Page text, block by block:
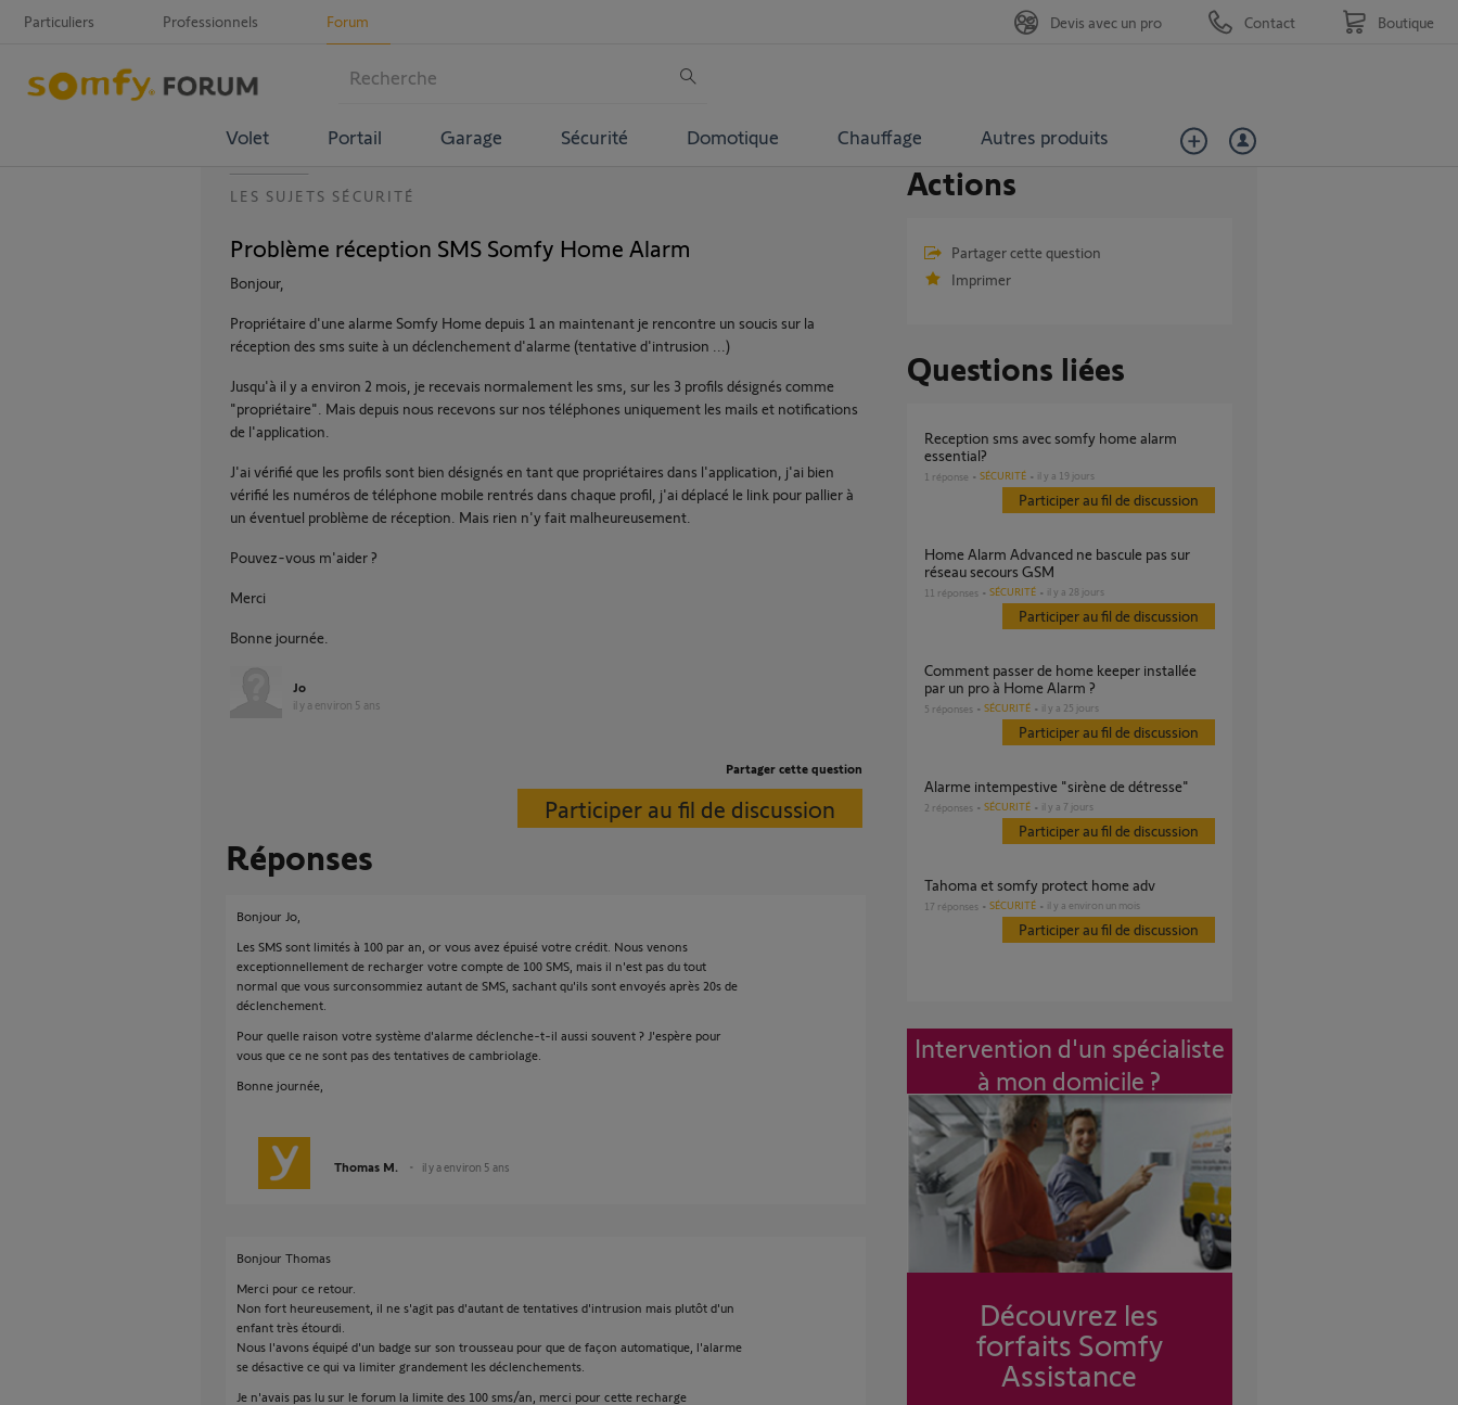
Particuliers Professionnels Forum
Volet Portail Garage Sécurité Domotique Chauffage Autres produits
Devis avec un pro Contact Boutique
LES SUJETS SÉCURITÉ
Problème réception SMS Somfy Home Alarm
Bonjour,
Propriétaire d'une alarme Somfy Home depuis 1 an maintenant je rencontre un soucis sur la
réception des sms suite à un déclenchement d'alarme (tentative d'intrusion ...)
Jusqu'à il y a environ 2 mois, je recevais normalement les sms, sur les 3 profils désignés comme
"propriétaire". Mais depuis nous recevons sur nos téléphones uniquement les mails et notifications
de l'application.
J'ai vérifié que les profils sont bien désignés en tant que propriétaires dans l'application, j'ai bien
vérifié les numéros de téléphone mobile rentrés dans chaque profil, j'ai déplacé le link pour pallier à
un éventuel problème de réception. Mais rien n'y fait malheureusement.
Pouvez-vous m'aider ?
Merci
Bonne journée.
Jo
il y a environ 5 ans
Partager cette question
Participer au fil de discussion
Réponses
Bonjour Jo,
Les SMS sont limités à 100 par an, or vous avez épuisé votre crédit. Nous venons
exceptionnellement de recharger votre compte de 100 SMS, mais il n'est pas du tout
normal que vous surconsommiez autant de SMS, sachant qu'ils sont envoyés après 20s de
déclenchement.
Pour quelle raison votre système d'alarme déclenche-t-il aussi souvent ? J'espère pour
vous que ce ne sont pas des tentatives de cambriolage.
Bonne journée,
Thomas M. il y a environ 5 ans
Bonjour Thomas
Merci pour ce retour.
Non fort heureusement, il ne s'agit pas d'autant de tentatives d'intrusion mais plutôt d'un
enfant très étourdi.
Nous l'avons équipé d'un badge sur son trousseau pour que de façon automatique, l'alarme
se désactive ce qui va limiter grandement les déclenchements.
Je n'avais pas lu sur le forum la limite des 100 sms/an, merci pour cette recharge
Actions
Partager cette question
Imprimer
Questions liées
reception sms avec somfy home alarm
essential?
1 réponse SÉCURITÉ il y a 19 jours
Participer au fil de discussion
Home Alarm Advanced ne bascule pas sur
réseau secours GSM
11 réponses SÉCURITÉ il y a 28 jours
Participer au fil de discussion
Comment passer de home keeper installée
par un pro à Home Alarm ?
5 réponses SÉCURITÉ il y a 25 jours
Participer au fil de discussion
Alarme intempestive "sirène de détresse"
2 réponses SÉCURITÉ il y a 7 jours
Participer au fil de discussion
tahoma et somfy protect home adv
17 réponses SÉCURITÉ il y a environ un mois
Participer au fil de discussion
Intervention d'un spécialiste
à mon domicile ?
Découvrez les
forfaits Somfy
Assistance